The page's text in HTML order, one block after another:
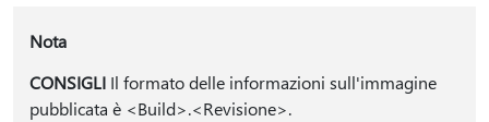
Nota
CONSIGLIIl formato delle informazioni sull'immagine
pubblicata è <Build>.<Revisione>.